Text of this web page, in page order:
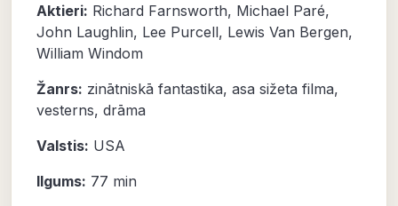
Aktieri: Richard Farnsworth, Michael Paré,
John Laughlin, Lee Purcell, Lewis Van Bergen,
William Windom
Žanrs: zinātniskā fantastika, asa sižeta filma,
vesterns, drāma
Valstis: USA
Ilgums: 77 min